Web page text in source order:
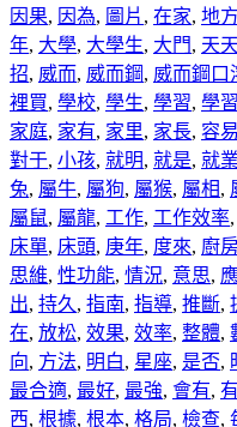
因果, 因為, 圖片 , 在家, 地方
年, 大學, 大學生, 大門, 天天
招, 威而, 威而鋼, 威而鋼口
裡買, 學校, 學生, 學習, 學
家庭, 家有, 家里, 家長, 容易
對于, 小孩, 就明, 就是, 就業
兔, 屬牛, 屬狗, 屬猴, 屬相,
屬鼠, 屬龍, 工作, 工作效率,
床單, 床頭, 庚年, 度來, 廚
思維, 性功能, 情況, 意思,
出, 持久 , 指南, 指導, 推斷,
在, 放松, 效果, 效率, 整體,
向, 方法, 明白, 星座, 是否,
最合適, 最好, 最強, 會有,
西, 根據, 根本, 格局, 檢查,